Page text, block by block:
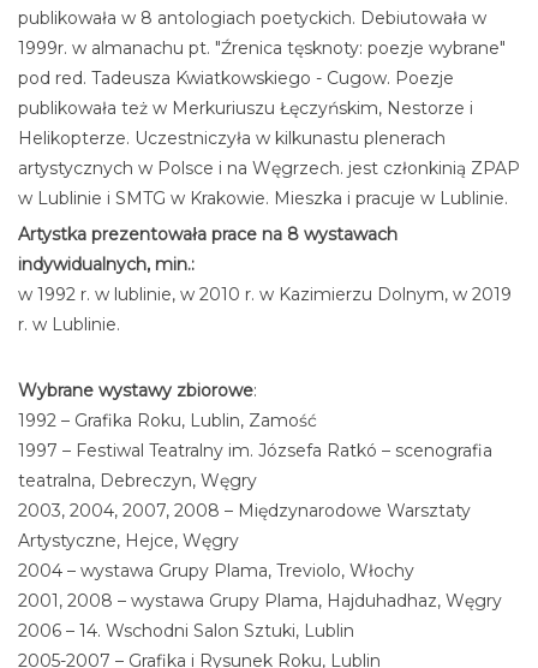
publikowała w 8 antologiach poetyckich. Debiutowała w
1999r. w almanachu pt. "Źrenica tęsknoty: poezje wybrane"
pod red. Tadeusza Kwiatkowskiego - Cugow. Poezje
publikowała też w Merkuriuszu Łęczyńskim, Nestorze i
Helikopterze. Uczestniczyła w kilkunastu plenerach
artystycznych w Polsce i na Węgrzech. jest członkinią ZPAP
w Lublinie i SMTG w Krakowie. Mieszka i pracuje w Lublinie.
Artystka prezentowała prace na 8 wystawach
indywidualnych, min.:
w 1992 r. w lublinie, w 2010 r. w Kazimierzu Dolnym, w 2019
r. w Lublinie.
Wybrane wystawy zbiorowe:
1992 – Grafika Roku, Lublin, Zamość
1997 – Festiwal Teatralny im. Józsefa Ratkó – scenografia
teatralna, Debreczyn, Węgry
2003, 2004, 2007, 2008 – Międzynarodowe Warsztaty
Artystyczne, Hejce, Węgry
2004 – wystawa Grupy Plama, Treviolo, Włochy
2001, 2008 – wystawa Grupy Plama, Hajduhadhaz, Węgry
2006 – 14. Wschodni Salon Sztuki, Lublin
2005-2007 – Grafika i Rysunek Roku, Lublin